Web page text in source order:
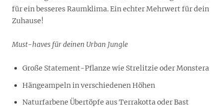
für ein besseres Raumklima. Ein echter Mehrwert für dein
Zuhause!
Must-haves für deinen Urban Jungle
Große Statement-Pflanze wie Strelitzie oder Monstera
Hängeampeln in verschiedenen Höhen
Naturfarbene Übertöpfe aus Terrakotta oder Bast